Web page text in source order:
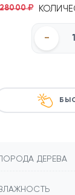
28000
-
ПОРОДА ДЕРЕВА